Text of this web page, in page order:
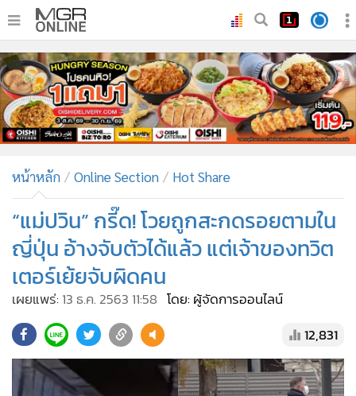
• หน้าหลัก
• ทันเหตุการณ์
• ภาคใต้
• ภูมิภาค
• บันเทิง
ผู้จัดการรายวัน
คอลัมนิสต์
• ละคร
• CbizReview
• Cyber BIZ
• ผู้จัดกวน
• Good health & Well-being
Green Innovation & SD
หน้าหลัก Online Section Hot Share
“แม่ปวิน” กรี๊ด! โวยถูกสะกดรอยตามใน
ญี่ปุ่น อ้างจับตัวได้แล้ว แต่เจ้าของทวิต
เตอร์เย้ยจับผิดคน
เผยแพร่: 13 ธ.ค. 2563 11:58 โดย: ผู้จัดการออนไลน์
12,831